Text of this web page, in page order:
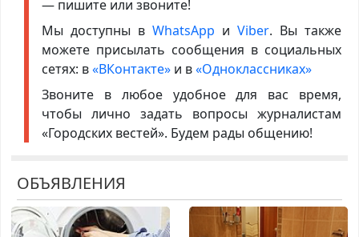
— пишите или звоните!
Мы доступны в WhatsApp иViber. Вы также
можете присылать сообщения в социальных
сетях: в«ВКонтакте»и в«Одноклассниках»
Звоните в любое удобное для вас время,
чтобы лично задать вопросы журналистам
«Городских вестей». Будем рады общению!
ОБЪЯВЛЕНИЯ